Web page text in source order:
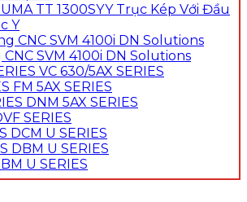
TT 1300SYY Trục Kép Với Đầu
Y
SVM 4100i DN Solutions
VC 630/5AX SERIES
FM 5AX SERIES
DNM 5AX SERIES
SERIES
DCM U SERIES
DBM U SERIES
BM U SERIES